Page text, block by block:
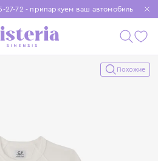
27-72 - припаркуем ваш автомобиль
при заказе от 15 000 ₽
чтобы покупки были еще удобнее
Похожие